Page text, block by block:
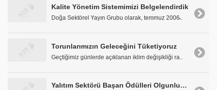
Kalite Yönetim Sistemimizi Belgelendirdik
Doğa Sektörel Yayın Grubu olarak, temmuz 2006̵..
Torunlarımızın Geleceğini Tüketiyoruz
Geçtiğimiz günlerde açıklanan iklim değişikliği ra..
Yalıtım Sektörü Başarı Ödülleri Olgunluğun Bir İfadesi